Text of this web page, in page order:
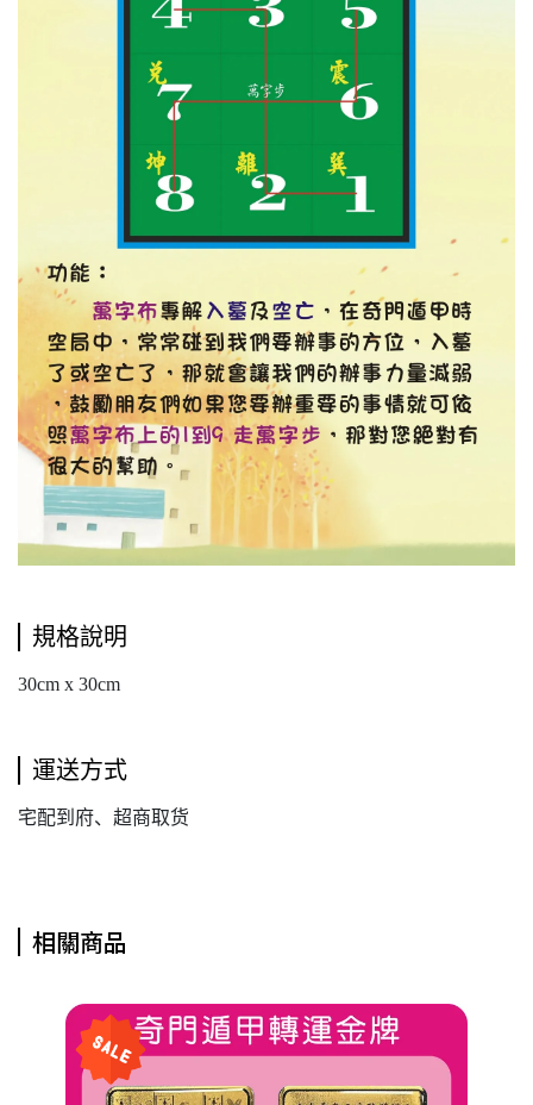
規格說明
30cm x 30cm
運送方式
宅配到府、超商取货
相關商品